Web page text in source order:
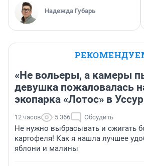
Надежда Губарь
«Не вольеры, а камеры
девушка пожаловалась
экопарка «Лотос» в
12 часов 5 366 Обсудить
Не нужно выбрасывать и сжигать
картофеля! Как я нашла лучшее
яблони и малины